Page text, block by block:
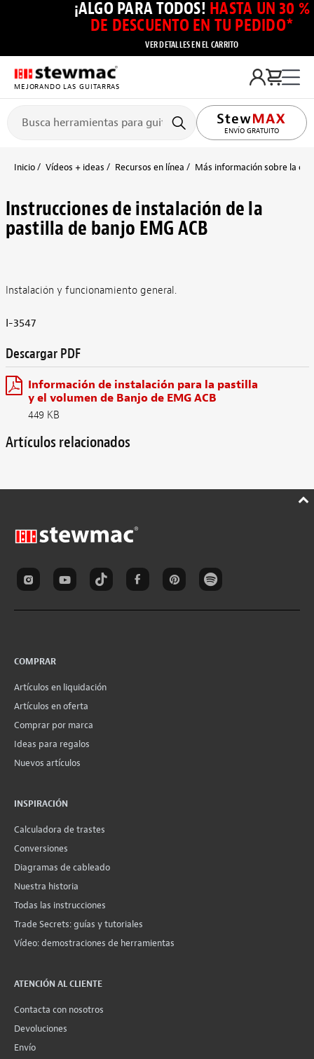
¡ALGO PARA TODOS! HASTA UN 30 %
DE DESCUENTO EN TU PEDIDO*
VER DETALLES EN EL CARRITO
MEJORANDO LAS GUITARRAS
ENVÍO GRATUITO
Inicio Vídeos + ideas Recursos en línea Más información sobre la
Instrucciones de instalación de la
pastilla de banjo EMG ACB
Instalación y funcionamiento general.
I-3547
Descargar PDF
Información de instalación para la pastilla
y el volumen de Banjo de EMG ACB
449 KB
Artículos relacionados
COMPRAR
Artículos en liquidación
Artículos en oferta
Comprar por marca
Ideas para regalos
Nuevos artículos
INSPIRACIÓN
Calculadora de trastes
Conversiones
Diagramas de cableado
Nuestra historia
Todas las instrucciones
Trade Secrets: guías y tutoriales
Vídeo: demostraciones de herramientas
ATENCIÓN AL CLIENTE
Contacta con nosotros
Devoluciones
Envío